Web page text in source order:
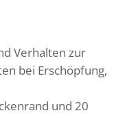
Verhalten zur
bei Erschöpfung,
und 20